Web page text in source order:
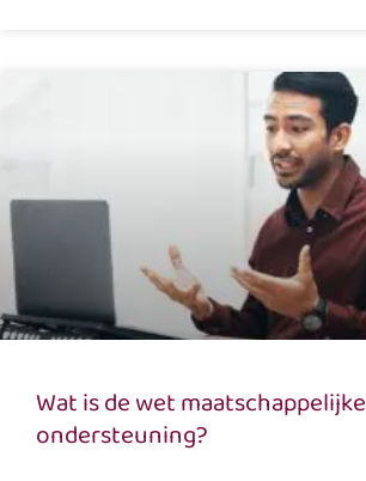
Wat is de wet maatschappelijke
ondersteuning?